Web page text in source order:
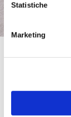
Statistiche
Marketing